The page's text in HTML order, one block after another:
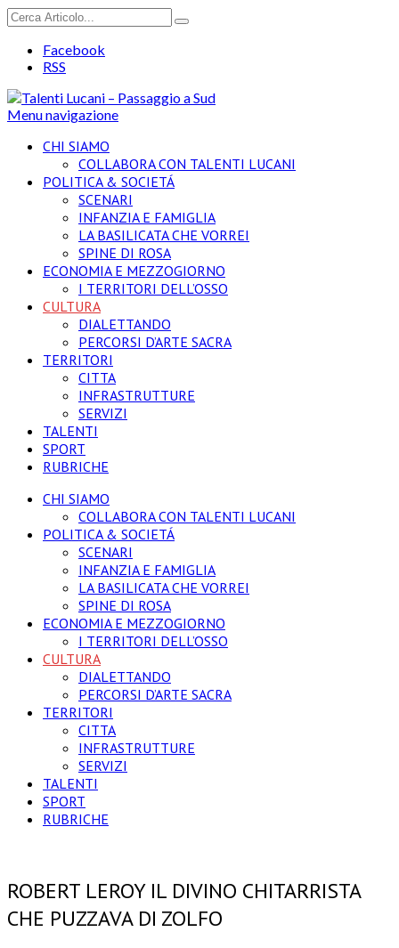
Facebook
RSS
Menu navigazione
CHI SIAMO
COLLABORA CON TALENTI LUCANI
POLITICA & SOCIETÁ
SCENARI
INFANZIA E FAMIGLIA
LA BASILICATA CHE VORREI
SPINE DI ROSA
ECONOMIA E MEZZOGIORNO
I TERRITORI DELL’OSSO
CULTURA
DIALETTANDO
PERCORSI D’ARTE SACRA
TERRITORI
CITTA
INFRASTRUTTURE
SERVIZI
TALENTI
SPORT
RUBRICHE
CHI SIAMO
COLLABORA CON TALENTI LUCANI
POLITICA & SOCIETÁ
SCENARI
INFANZIA E FAMIGLIA
LA BASILICATA CHE VORREI
SPINE DI ROSA
ECONOMIA E MEZZOGIORNO
I TERRITORI DELL’OSSO
CULTURA
DIALETTANDO
PERCORSI D’ARTE SACRA
TERRITORI
CITTA
INFRASTRUTTURE
SERVIZI
TALENTI
SPORT
RUBRICHE
ROBERT LEROY IL DIVINO CHITARRISTA
CHE PUZZAVA DI ZOLFO